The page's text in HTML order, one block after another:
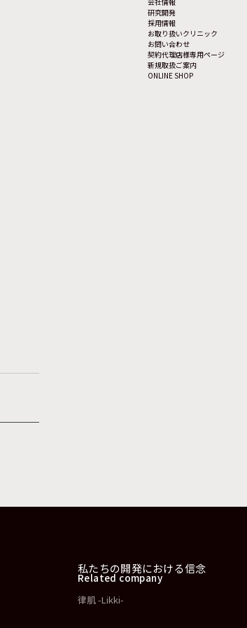
研究開発
採用情報
お取り扱いクリニック
お問い合わせ
契約代理店様専用ページ
新規取扱ご案内
ONLINE SHOP
私たちの開発における信念
Related company
律肌 -Likki-